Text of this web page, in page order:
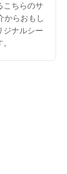
こちらのサ
からおもし
ジナルシー